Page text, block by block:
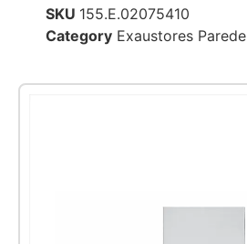
SKU 155.E.02075410
Category Exaustores Parede